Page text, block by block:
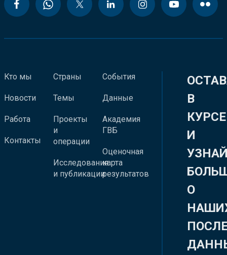
Кто мы
Новости
Работа
Контакты
Страны
Темы
Проекты
и
операции
Исследования
и публикации
События
Данные
Академия
ГВБ
Оценочная
карта
результатов
В
КУРСЕ
И
О